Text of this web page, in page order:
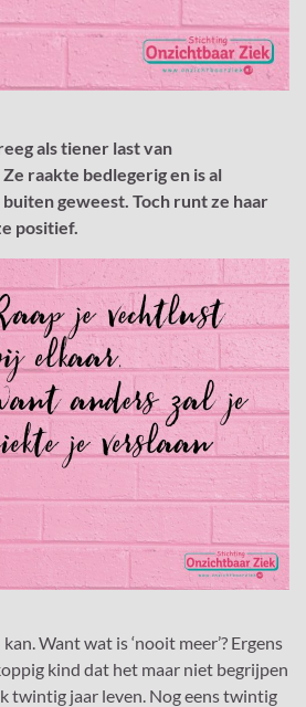
als tiener last van
raakte bedlegerig en is al
geweest. Toch runt ze haar
positief.
Want wat is ‘nooit meer’? Ergens
kind dat het maar niet begrijpen
twintig jaar leven. Nog eens twintig